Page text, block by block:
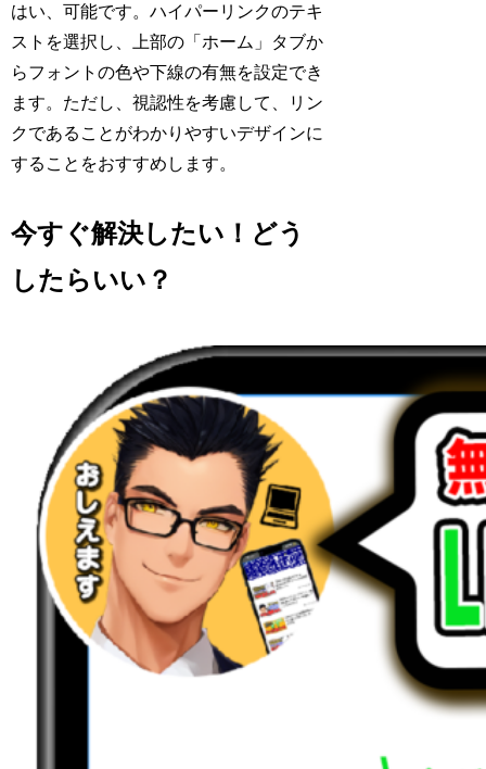
はい、可能です。ハイパーリンクのテキ
ストを選択し、上部の「ホーム」タブか
らフォントの色や下線の有無を設定でき
ます。ただし、視認性を考慮して、リン
クであることがわかりやすいデザインに
することをおすすめします。
今すぐ解決したい！どう
したらいい？